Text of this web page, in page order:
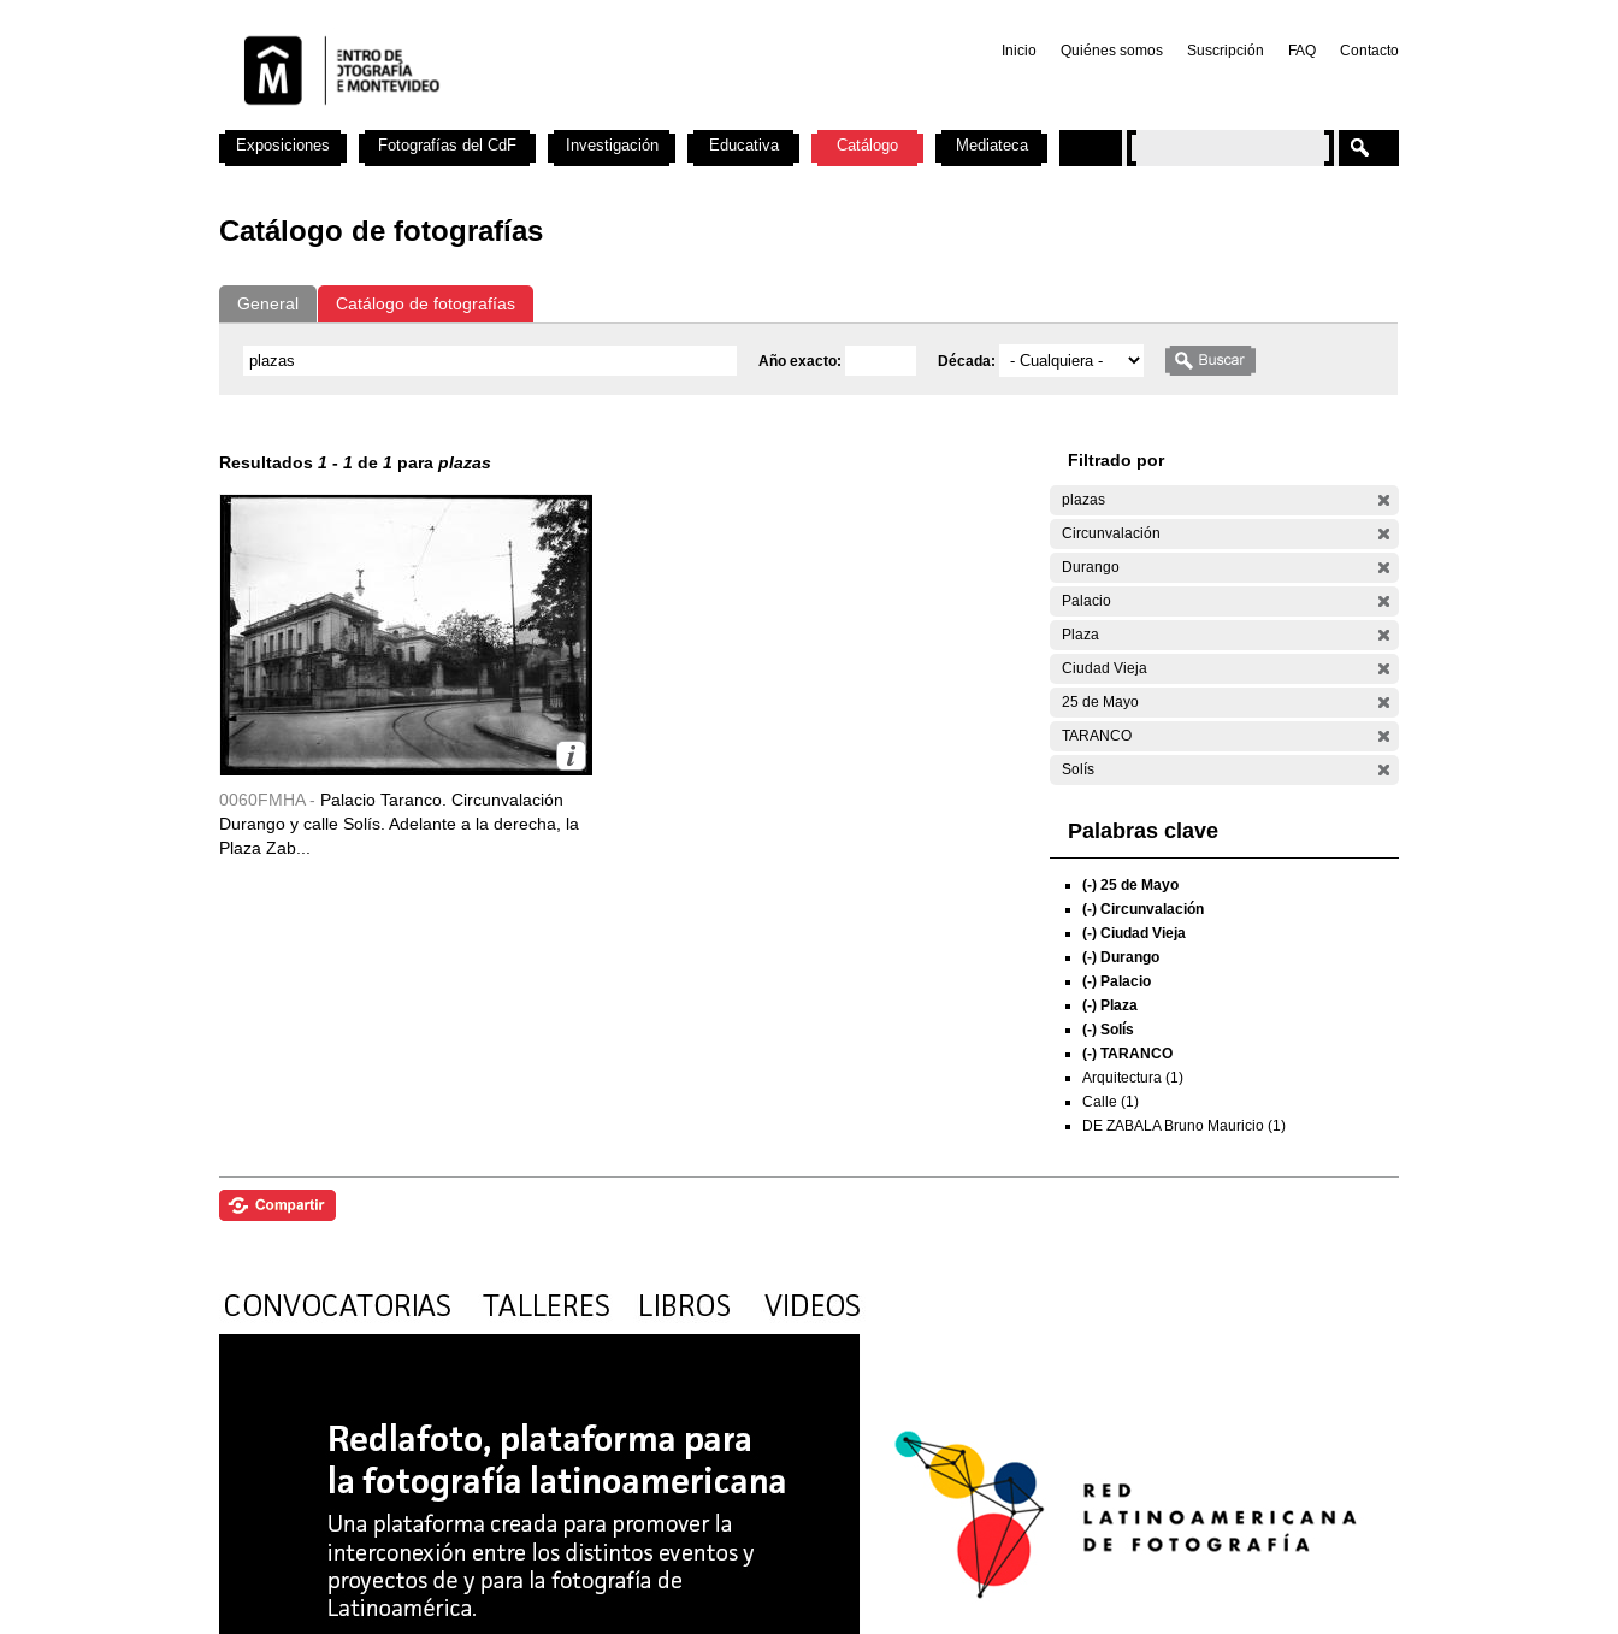
Inicio Quiénes somos Suscripción FAQ Contacto
Catálogo de fotografías
General Catálogo de fotografías
Año exacto: Década:
Resultados 1 - 1 de 1 para plazas
0060FMHA - Palacio Taranco. Circunvalación
Durango y calle Solís. Adelante a la derecha, la
Plaza Zab...
Filtrado por
plazas
Circunvalación
Durango
Palacio
Plaza
Ciudad Vieja
25 de Mayo
TARANCO
Solís
Palabras clave
(-) 25 de Mayo
(-) Circunvalación
(-) Ciudad Vieja
(-) Durango
(-) Palacio
(-) Plaza
(-) Solís
(-) TARANCO
Arquitectura (1)
Calle (1)
DE ZABALA Bruno Mauricio (1)
Exposiciones Fotografías del CdF Investigación Educativa Catálogo Mediateca